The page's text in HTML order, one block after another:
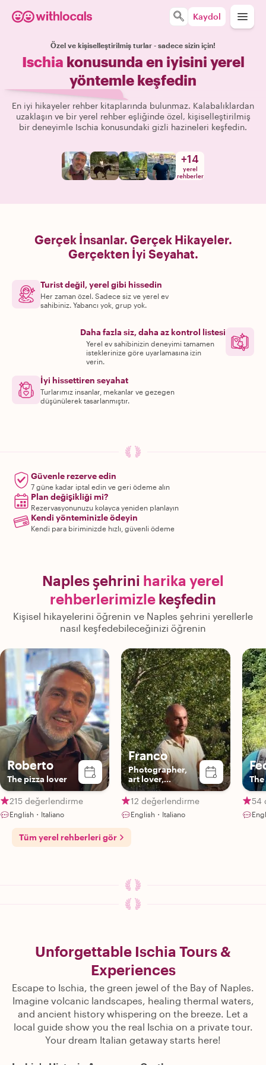
Kaydol
Özel ve kişiselleştirilmiş turlar - sadece sizin için!
Ischia konusunda en iyisini yerel
yöntemle keşfedin
En iyi hikayeler rehber kitaplarında bulunmaz. Kalabalıklardan
uzaklaşın ve bir yerel rehber eşliğinde özel, kişiselleştirilmiş
bir deneyimle Ischia konusundaki gizli hazineleri keşfedin.
+14
yerel
rehberler
Gerçek İnsanlar. Gerçek Hikayeler.
Gerçekten İyi Seyahat.
Turist değil, yerel gibi hissedin
Her zaman özel. Sadece siz ve yerel ev
sahibiniz. Yabancı yok, grup yok.
Daha fazla siz, daha az kontrol listesi
Yerel ev sahibinizin deneyimi tamamen
isteklerinize göre uyarlamasına izin
verin.
İyi hissettiren seyahat
Turlarımız insanlar, mekanlar ve gezegen
düşünülerek tasarlanmıştır.
Güvenle rezerve edin
7 güne kadar iptal edin ve geri ödeme alın
Plan değişikliği mi?
Rezervasyonunuzu kolayca yeniden planlayın
Kendi yönteminizle ödeyin
Kendi para biriminizde hızlı, güvenli ödeme
Naples şehrini harika yerel
rehberlerimizle keşfedin
Kişisel hikayelerini öğrenin ve Naples şehrini yerellerle
nasıl keşfedebileceğinizi öğrenin
Roberto
The pizza lover
215 değerlendirme
English・Italiano
Franco
Photographer,
art lover,
storyteller
12 değerlendirme
English・Italiano
54
Tüm yerel rehberleri gör
Unforgettable Ischia Tours &
Experiences
Escape to Ischia, the green jewel of the Bay of Naples.
Imagine volcanic landscapes, healing thermal waters,
and ancient history whispering on the breeze. Let a
local guide show you the real Ischia on a private tour.
Your dream Italian getaway starts here!